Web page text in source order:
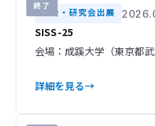
2024 14
2022 14
2014
終了
学会・研究会出展
SISS-25
会場：成蹊大学（東京都武
詳細を見る